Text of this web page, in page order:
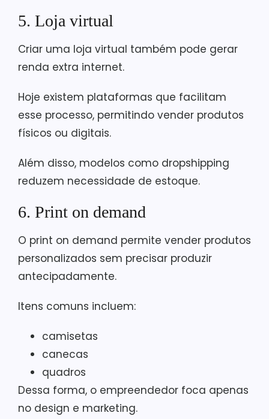
5. Loja virtual
Criar uma loja virtual também pode gerar
renda extra internet.
Hoje existem plataformas que facilitam
esse processo, permitindo vender produtos
físicos ou digitais.
Além disso, modelos como dropshipping
reduzem necessidade de estoque.
6. Print on demand
O print on demand permite vender produtos
personalizados sem precisar produzir
antecipadamente.
Itens comuns incluem:
camisetas
canecas
quadros
Dessa forma, o empreendedor foca apenas
no design e marketing.